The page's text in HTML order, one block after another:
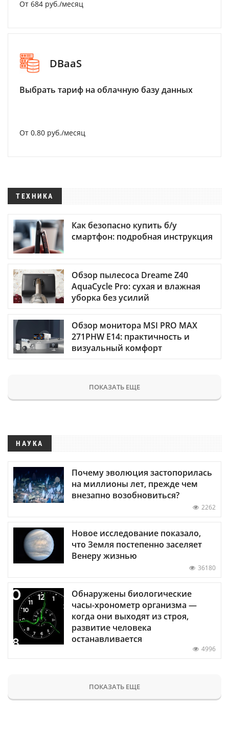
От 684 руб./месяц
DBaaS
Выбрать тариф на облачную базу данных
От 0.80 руб./месяц
ТЕХНИКА
Как безопасно купить б/у
смартфон: подробная инструкция
Обзор пылесоса Dreame Z40
AquaCycle Pro: сухая и влажная
уборка без усилий
Обзор монитора MSI PRO MAX
271PHW E14: практичность и
визуальный комфорт
ПОКАЗАТЬ ЕЩЕ
НАУКА
Почему эволюция застопорилась
на миллионы лет, прежде чем
внезапно возобновиться?
2262
Новое исследование показало,
что Земля постепенно заселяет
Венеру жизнью
36180
Обнаружены биологические
часы-хронометр организма —
когда они выходят из строя,
развитие человека
останавливается
4996
ПОКАЗАТЬ ЕЩЕ